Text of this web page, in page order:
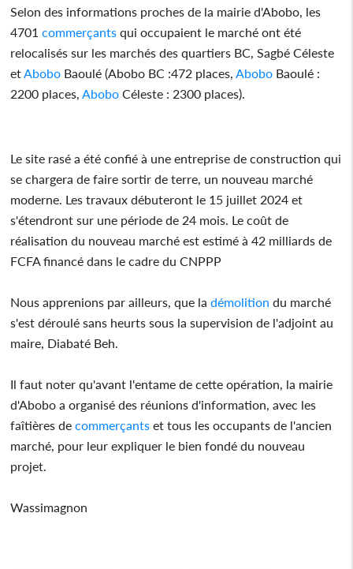
Selon des informations proches de la mairie d'Abobo, les
4701 commerçants qui occupaient le marché ont été
relocalisés sur les marchés des quartiers BC, Sagbé Céleste
etAbobo Baoulé (Abobo BC :472 places, Abobo Baoulé :
2200 places, Abobo Céleste : 2300 places).
Le site rasé a été confié à une entreprise de construction qui
se chargera de faire sortir de terre, un nouveau marché
moderne. Les travaux débuteront le 15 juillet 2024 et
s'étendront sur une période de 24 mois. Le coût de
réalisation du nouveau marché est estimé à 42 milliards de
FCFA financé dans le cadre du CNPPP
Nous apprenions par ailleurs, que la démolition du marché
s'est déroulé sans heurts sous la supervision de l'adjoint au
maire, Diabaté Beh.
Il faut noter qu'avant l'entame de cette opération, la mairie
d'Abobo a organisé des réunions d'information, avec les
faîtières de commerçants et tous les occupants de l'ancien
marché, pour leur expliquer le bien fondé du nouveau
projet.
Wassimagnon